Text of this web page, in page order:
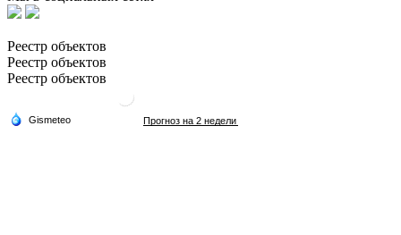
Реестр объектов
Реестр объектов
Реестр объектов